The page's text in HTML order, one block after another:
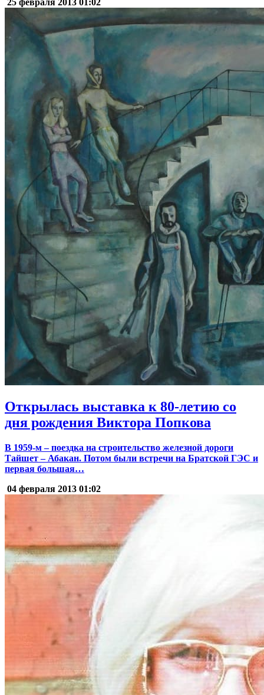
Открылась выставка к 80-летию со
дня рождения Виктора Попкова
В 1959-м – поездка на строительство железной дороги
Тайшет – Абакан. Потом были встречи на Братской ГЭС и
первая большая…
04 февраля 2013 01:02